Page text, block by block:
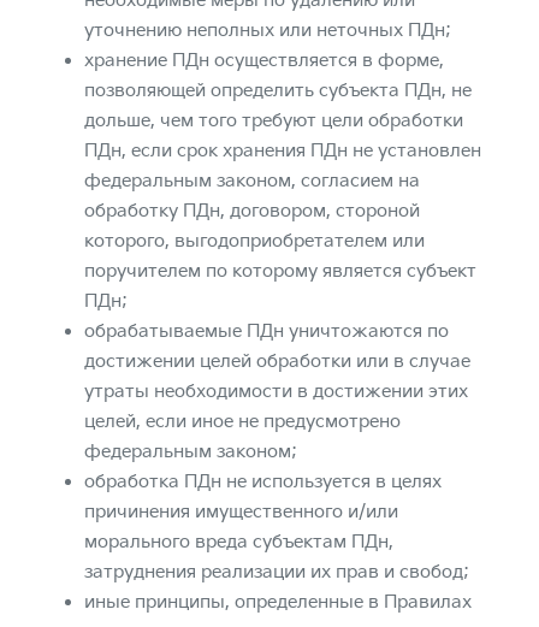
уточнению неполных или неточных ПДн;
хранение ПДн осуществляется в форме,
позволяющей определить субъекта ПДн, не
дольше, чем того требуют цели обработки
ПДн, если срок хранения ПДн не установлен
федеральным законом, согласием на
обработку ПДн, договором, стороной
которого, выгодоприобретателем или
поручителем по которому является субъект
ПДн;
обрабатываемые ПДн уничтожаются по
достижении целей обработки или в случае
утраты необходимости в достижении этих
целей, если иное не предусмотрено
федеральным законом;
обработка ПДн не используется в целях
причинения имущественного и/или
морального вреда субъектам ПДн,
затруднения реализации их прав и свобод;
иные принципы, определенные в Правилах